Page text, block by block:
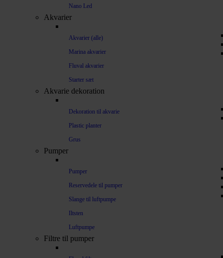
Nano Led
Akvarier
Akvarier (alle)
Marina akvarier
Fluval akvarier
Starter sæt
Akvarie dekoration
Dekoration til akvarie
Plastic planter
Grus
Pumper
Pumper
Reservedele til pumper
Slange til luftpumpe
Iltsten
Luftpumpe
Filtre til pumper